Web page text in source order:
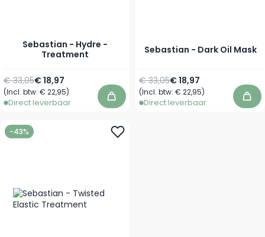
Sebastian - Hydre -
Treatment
Vanaf
€ 18,97
Normale prijs
€ 33,05
(Incl. btw: € 22,95)
Direct leverbaar In winkelwagen
Sebastian - Dark Oil Mask
Vanaf
€ 18,97
Normale prijs
€ 33,05
(Incl. btw: € 22,95)
Direct leverbaar In
-43%